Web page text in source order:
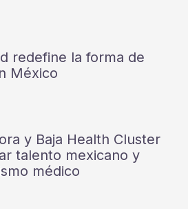
redefine la forma de
México
y Baja Health Cluster
talento mexicano y
médico